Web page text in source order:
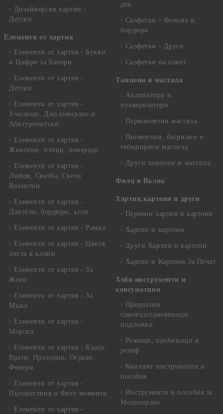
Дизайнерски хартии -
Детски
Елементи от хартия
Елементи от хартия - Букви
и Цифри за Банери
Елементи от хартия -
Детски
Елементи от хартия -
Училище, Дипломиране и
Абитуриентски
Елементи от хартия -
Животни, птици, пеперуди
Елементи от хартия -
Любов, Сватба, Свети
Валентин
Елементи от хартия -
Дантели, бордюри, ъгли
Елементи от хартия - Рамки
Елементи от хартия - Цветя,
листа и клони
Елементи от хартия - За
Жени
Елементи от хартия - За
Мъже
Елементи от хартия -
Морски
Елементи от хартия - Къщи,
Врати, Прозорци, Огради,
Фенери
Елементи от хартия -
Пътешествия и Фото моменти
Елементи то хартия -
ден
Салфетки - Фонове и
бордюри
Салфетки - Други
Салфетки на пакет
Тампони и мастила
Апликатори и
пулверизатори
Перманентни мастила
Пигментни, багрилни и
тебеширени мастила
Други тампони и мастила
Филц и Вълна
Хартии,картони и други
Перлени хартии и картони
Хартии и картони
Други Хартии и картони
Хартии и Картони За Печат
Хоби инструменти и
консумативи
Предпазни
самовъзстановяващи
подложки
Режещи, пробиващи и
релеф
Квилинг инструменти и
пособия
Инструменти и пособия за
Моделиране